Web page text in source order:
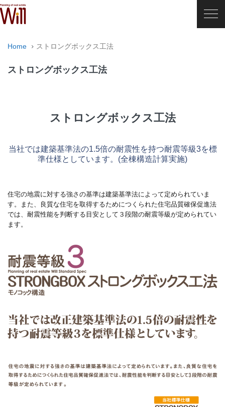
Home ストロングボックス工法
ストロングボックス工法
ストロングボックス工法
当社では建築基準法の1.5倍の耐震性を持つ耐震等級3を標
準仕様としています。(全棟構造計算実施)
住宅の地震に対する強さの基準は建築基準法によって定められていま
す。また、良質な住宅を取得するためにつくられた住宅品質確保促進法
では、耐震性能を判断する目安として３段階の耐震等級が定められてい
ます。